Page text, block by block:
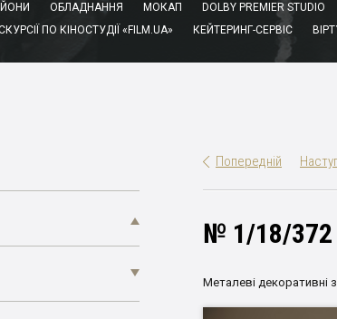
ОБЛАДНАННЯ МОКАП DOLBY PREMIER STUDIO
ПО КІНОСТУДІЇ «FILM.UA» КЕЙТЕРИНГ-СЕРВІС
Попередній
№ 1/18/372
Металеві декоративні